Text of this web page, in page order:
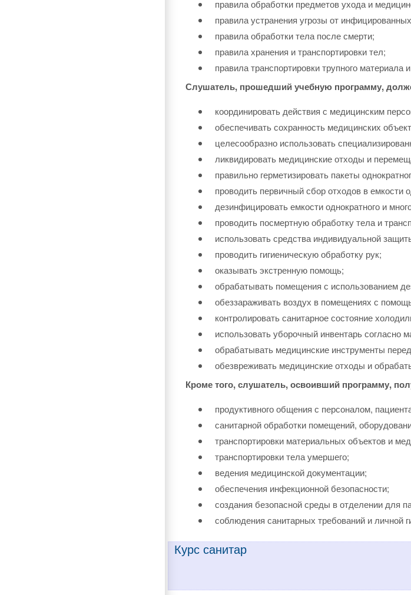
правила обработки предметов ухода и
правила устранения угрозы от
правила обработки тела после смерти;
правила хранения и транспортировки тел;
правила транспортировки трупного материала
Слушатель, прошедший учебную программу,
координировать действия с медицинским
обеспечивать сохранность медицинских
целесообразно использовать
ликвидировать медицинские отходы и
правильно герметизировать пакеты
проводить первичный сбор отходов в емкости
дезинфицировать емкости однократного и
проводить посмертную обработку тела и
использовать средства индивидуальной
проводить гигиеническую обработку рук;
оказывать экстренную помощь;
обрабатывать помещения с использованием
обеззараживать воздух в помещениях с
контролировать санитарное состояние
использовать уборочный инвентарь согласно
обрабатывать медицинские инструменты
обезвреживать медицинские отходы и
Кроме того, слушатель, освоивший программу,
продуктивного общения с персоналом,
санитарной обработки помещений,
транспортировки материальных объектов и
транспортировки тела умершего;
ведения медицинской документации;
обеспечения инфекционной безопасности;
создания безопасной среды в отделении для
соблюдения санитарных требований и личной
Курс санитар